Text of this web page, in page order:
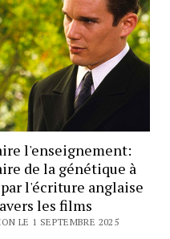
l'enseignement:
de la génétique à
l'écriture anglaise
les films
LE 1 SEPTEMBRE 2025